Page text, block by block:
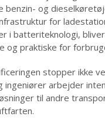
benzin- og
for
i batteriteknologi,
og praktiske for
stopper ikke
ingeniører arbejder
til andre